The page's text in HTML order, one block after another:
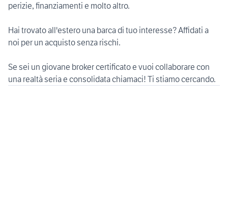
perizie, finanziamenti e molto altro.
Hai trovato all'estero una barca di tuo interesse? Affidati a
noi per un acquisto senza rischi.
Se sei un giovane broker certificato e vuoi collaborare con
una realtà seria e consolidata chiamaci! Ti stiamo cercando.